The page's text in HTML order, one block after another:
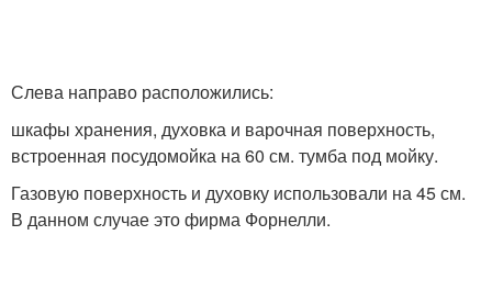
Слева направо расположились:
шкафы хранения, духовка и варочная поверхность,
встроенная посудомойка на 60 см. тумба под мойку.
Газовую поверхность и духовку использовали на 45 см.
В данном случае это фирма Форнелли.